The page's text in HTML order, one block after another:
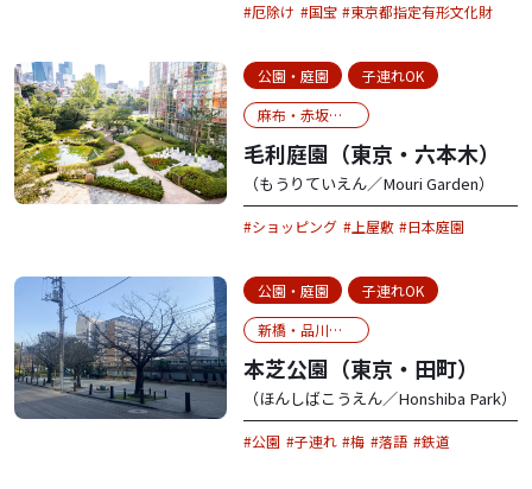
厄除け 国宝 東京都指定有形文化財
公園・庭園
子連れOK
麻布・赤坂・六本木
毛利庭園（東京・六本木）
（もうりていえん／Mouri Garden）
ショッピング 上屋敷 日本庭園
公園・庭園
子連れOK
新橋・品川・お台場
本芝公園（東京・田町）
（ほんしばこうえん／Honshiba Park）
公園 子連れ 梅 落語 鉄道